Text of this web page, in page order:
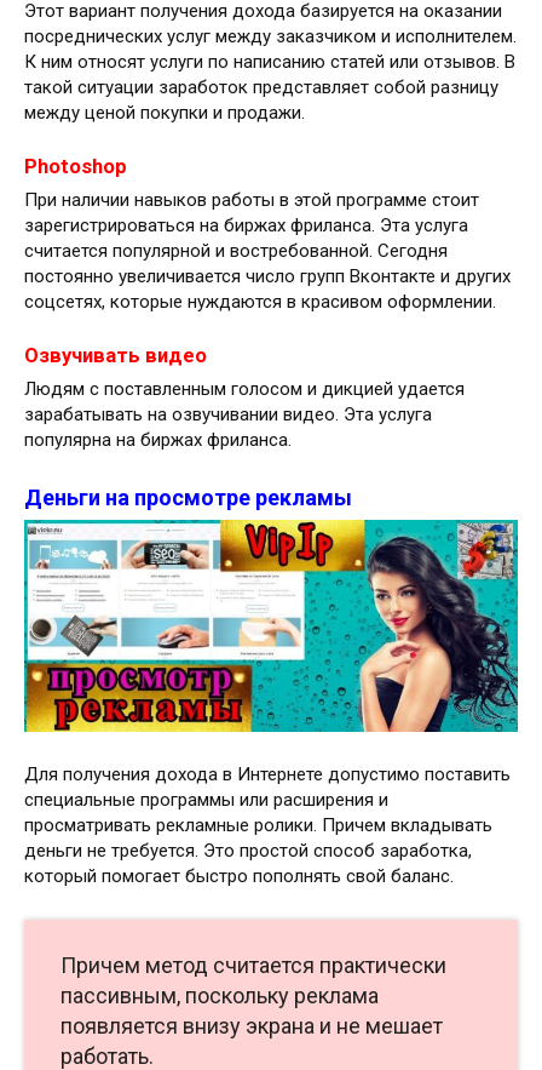
Этот вариант получения дохода базируется на оказании
посреднических услуг между заказчиком и исполнителем.
К ним относят услуги по написанию статей или отзывов. В
такой ситуации заработок представляет собой разницу
между ценой покупки и продажи.
Photoshop
При наличии навыков работы в этой программе стоит
зарегистрироваться на биржах фриланса. Эта услуга
считается популярной и востребованной. Сегодня
постоянно увеличивается число групп Вконтакте и других
соцсетях, которые нуждаются в красивом оформлении.
Озвучивать видео
Людям с поставленным голосом и дикцией удается
зарабатывать на озвучивании видео. Эта услуга
популярна на биржах фриланса.
Деньги на просмотре рекламы
Для получения дохода в Интернете допустимо поставить
специальные программы или расширения и
просматривать рекламные ролики. Причем вкладывать
деньги не требуется. Это простой способ заработка,
который помогает быстро пополнять свой баланс.
Причем метод считается практически
пассивным, поскольку реклама
появляется внизу экрана и не мешает
работать.